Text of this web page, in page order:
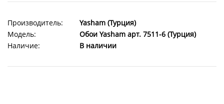
Производитель:
Yasham (Турция)
Модель:
Обои Yasham арт. 7511-6 (Турция)
Наличие:
В наличии